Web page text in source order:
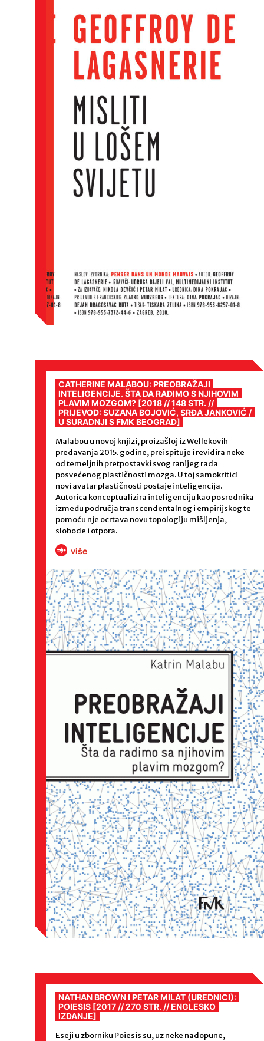
CATHERINE MALABOU: PREOBRAŽAJI
INTELIGENCIJE. ŠTA DA RADIMO S NJIHOVIM
PLAVIM MOZGOM? [2018 // 148 STR. //
PRIJEVOD: SUZANA BOJOVIĆ, SRĐA JANKOVIĆ /
U SURADNJI S FMK BEOGRAD]
Malabou u novoj knjizi, proizašloj iz Wellekovih
predavanja 2015. godine, preispituje i revidira neke
od temeljnih pretpostavki svog ranijeg rada
posvećenog plastičnosti mozga. U toj samokritici
novi avatar plastičnosti postaje inteligencija.
Autorica konceptualizira inteligenciju kao posrednika
između područja transcendentalnog i empirijskog te
pomoću nje ocrtava novu topologiju mišljenja,
slobode i otpora.
više
NATHAN BROWN I PETAR MILAT (UREDNICI):
POIESIS [2017 // 270 STR. // ENGLESKO
IZDANJE]
Eseji u zborniku Poiesis su, uz neke nadopune,
Stariji postovi